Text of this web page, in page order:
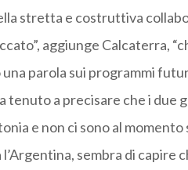
stretta e costruttiva
aggiunge Calcaterra,
una parola sui programmi
tenuto a precisare che i due
e non ci sono al
sembra di capire